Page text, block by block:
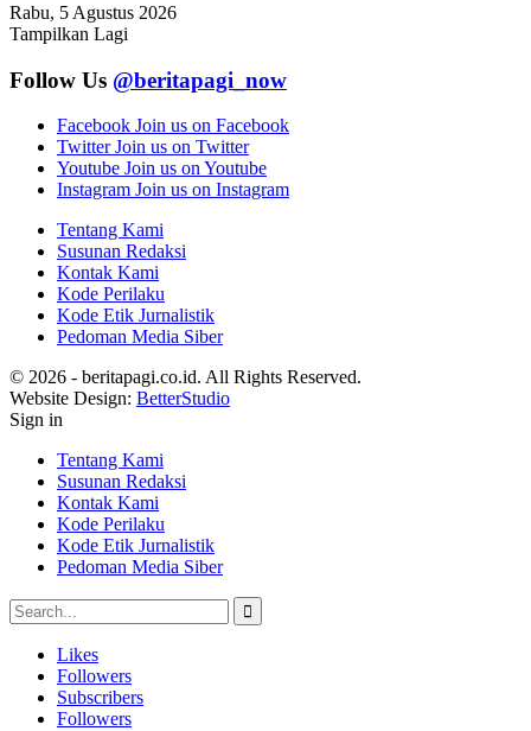
Rabu, 5 Agustus 2026
Tampilkan Lagi
Follow Us @beritapagi_now
Facebook Join us on Facebook
Twitter Join us on Twitter
Youtube Join us on Youtube
Instagram Join us on Instagram
Tentang Kami
Susunan Redaksi
Kontak Kami
Kode Perilaku
Kode Etik Jurnalistik
Pedoman Media Siber
© 2026 - beritapagi.co.id. All Rights Reserved.
Website Design: BetterStudio
Sign in
Tentang Kami
Susunan Redaksi
Kontak Kami
Kode Perilaku
Kode Etik Jurnalistik
Pedoman Media Siber
Likes
Followers
Subscribers
Followers